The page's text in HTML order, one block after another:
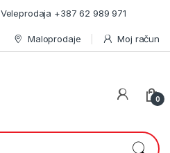
Veleprodaja +387 62 989 971
Maloprodaje Moj račun
0